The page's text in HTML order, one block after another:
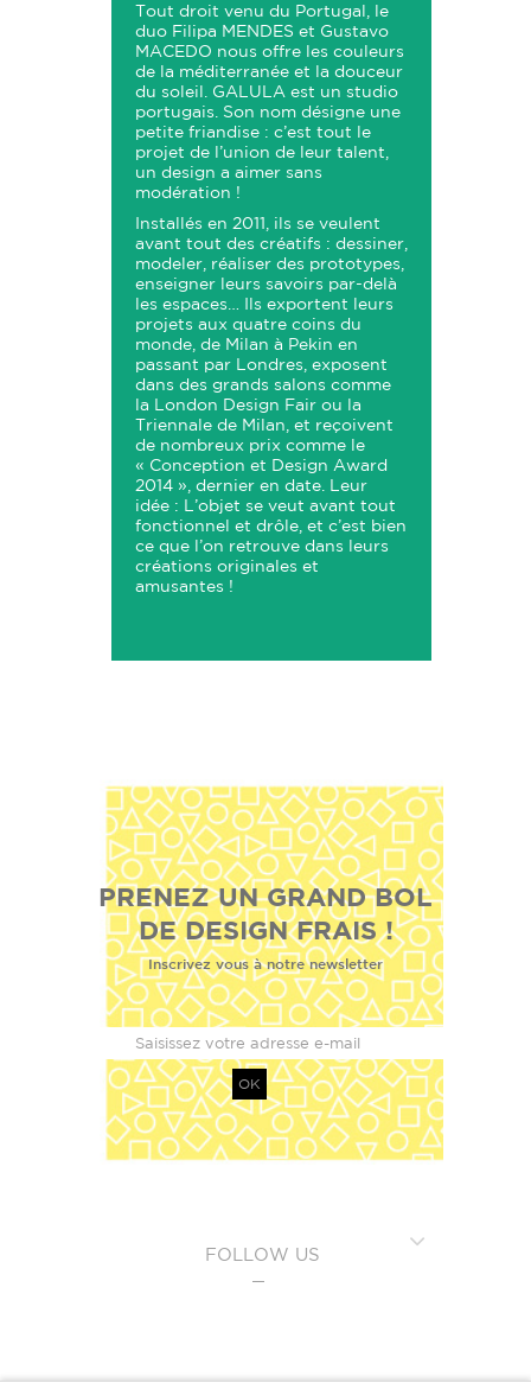
Tout droit venu du Portugal, le
duo Filipa MENDES et Gustavo
MACEDO nous offre les couleurs
de la méditerranée et la douceur
du soleil. GALULA est un studio
portugais. Son nom désigne une
petite friandise : c’est tout le
projet de l’union de leur talent,
un design a aimer sans
modération !
Installés en 2011, ils se veulent
avant tout des créatifs : dessiner,
modeler, réaliser des prototypes,
enseigner leurs savoirs par-delà
les espaces… Ils exportent leurs
projets aux quatre coins du
monde, de Milan à Pekin en
passant par Londres, exposent
dans des grands salons comme
la London Design Fair ou la
Triennale de Milan, et reçoivent
de nombreux prix comme le
« Conception et Design Award
2014 », dernier en date. Leur
idée : L’objet se veut avant tout
fonctionnel et drôle, et c’est bien
ce que l’on retrouve dans leurs
créations originales et
amusantes !
PRENEZ UN GRAND BOL
DE DESIGN FRAIS !
Inscrivez vous à notre newsletter
OK
FOLLOW US